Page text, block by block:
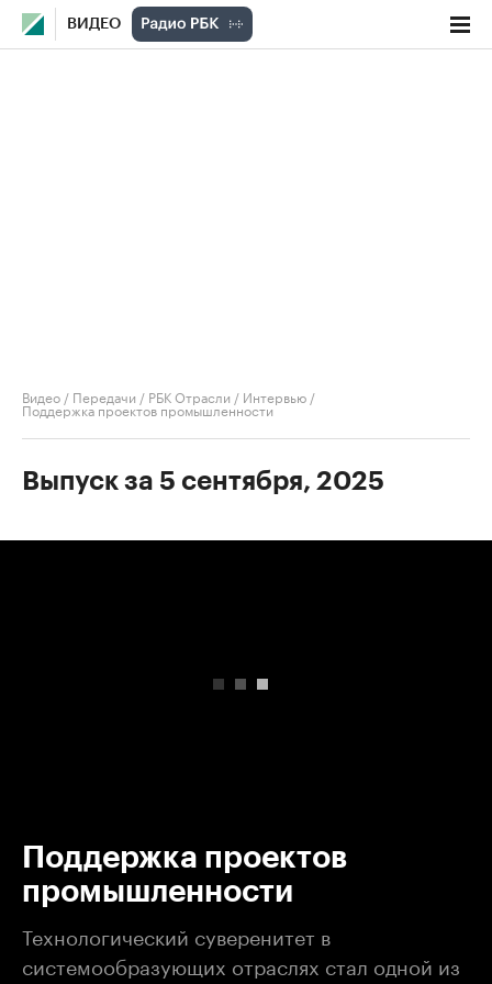
ВИДЕО
Видео / Передачи / РБК Отрасли / Интервью /
Поддержка проектов промышленности
Выпуск за 5 сентября, 2025
Поддержка проектов
промышленности
Технологический суверенитет в
системообразующих отраслях стал одной из